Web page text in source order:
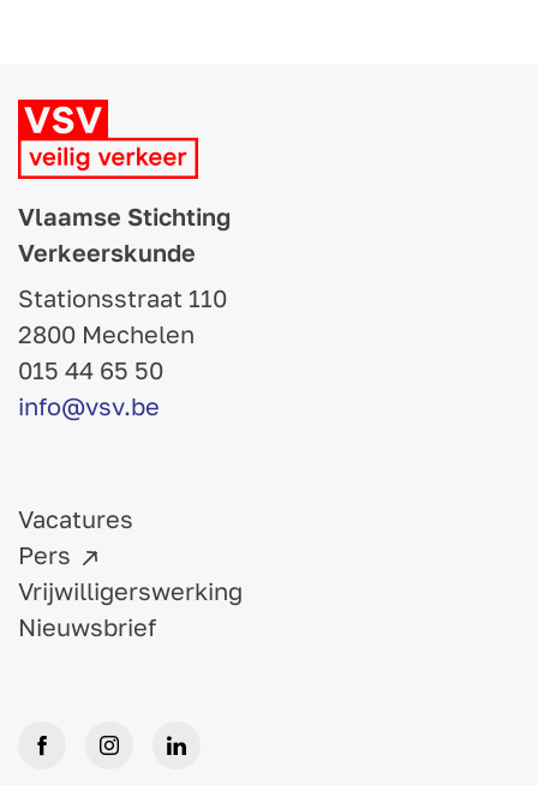
Vlaamse Stichting
Verkeerskunde
Stationsstraat 110
2800 Mechelen
015 44 65 50
info@vsv.be
Vacatures
Pers
Vrijwilligerswerking
Nieuwsbrief